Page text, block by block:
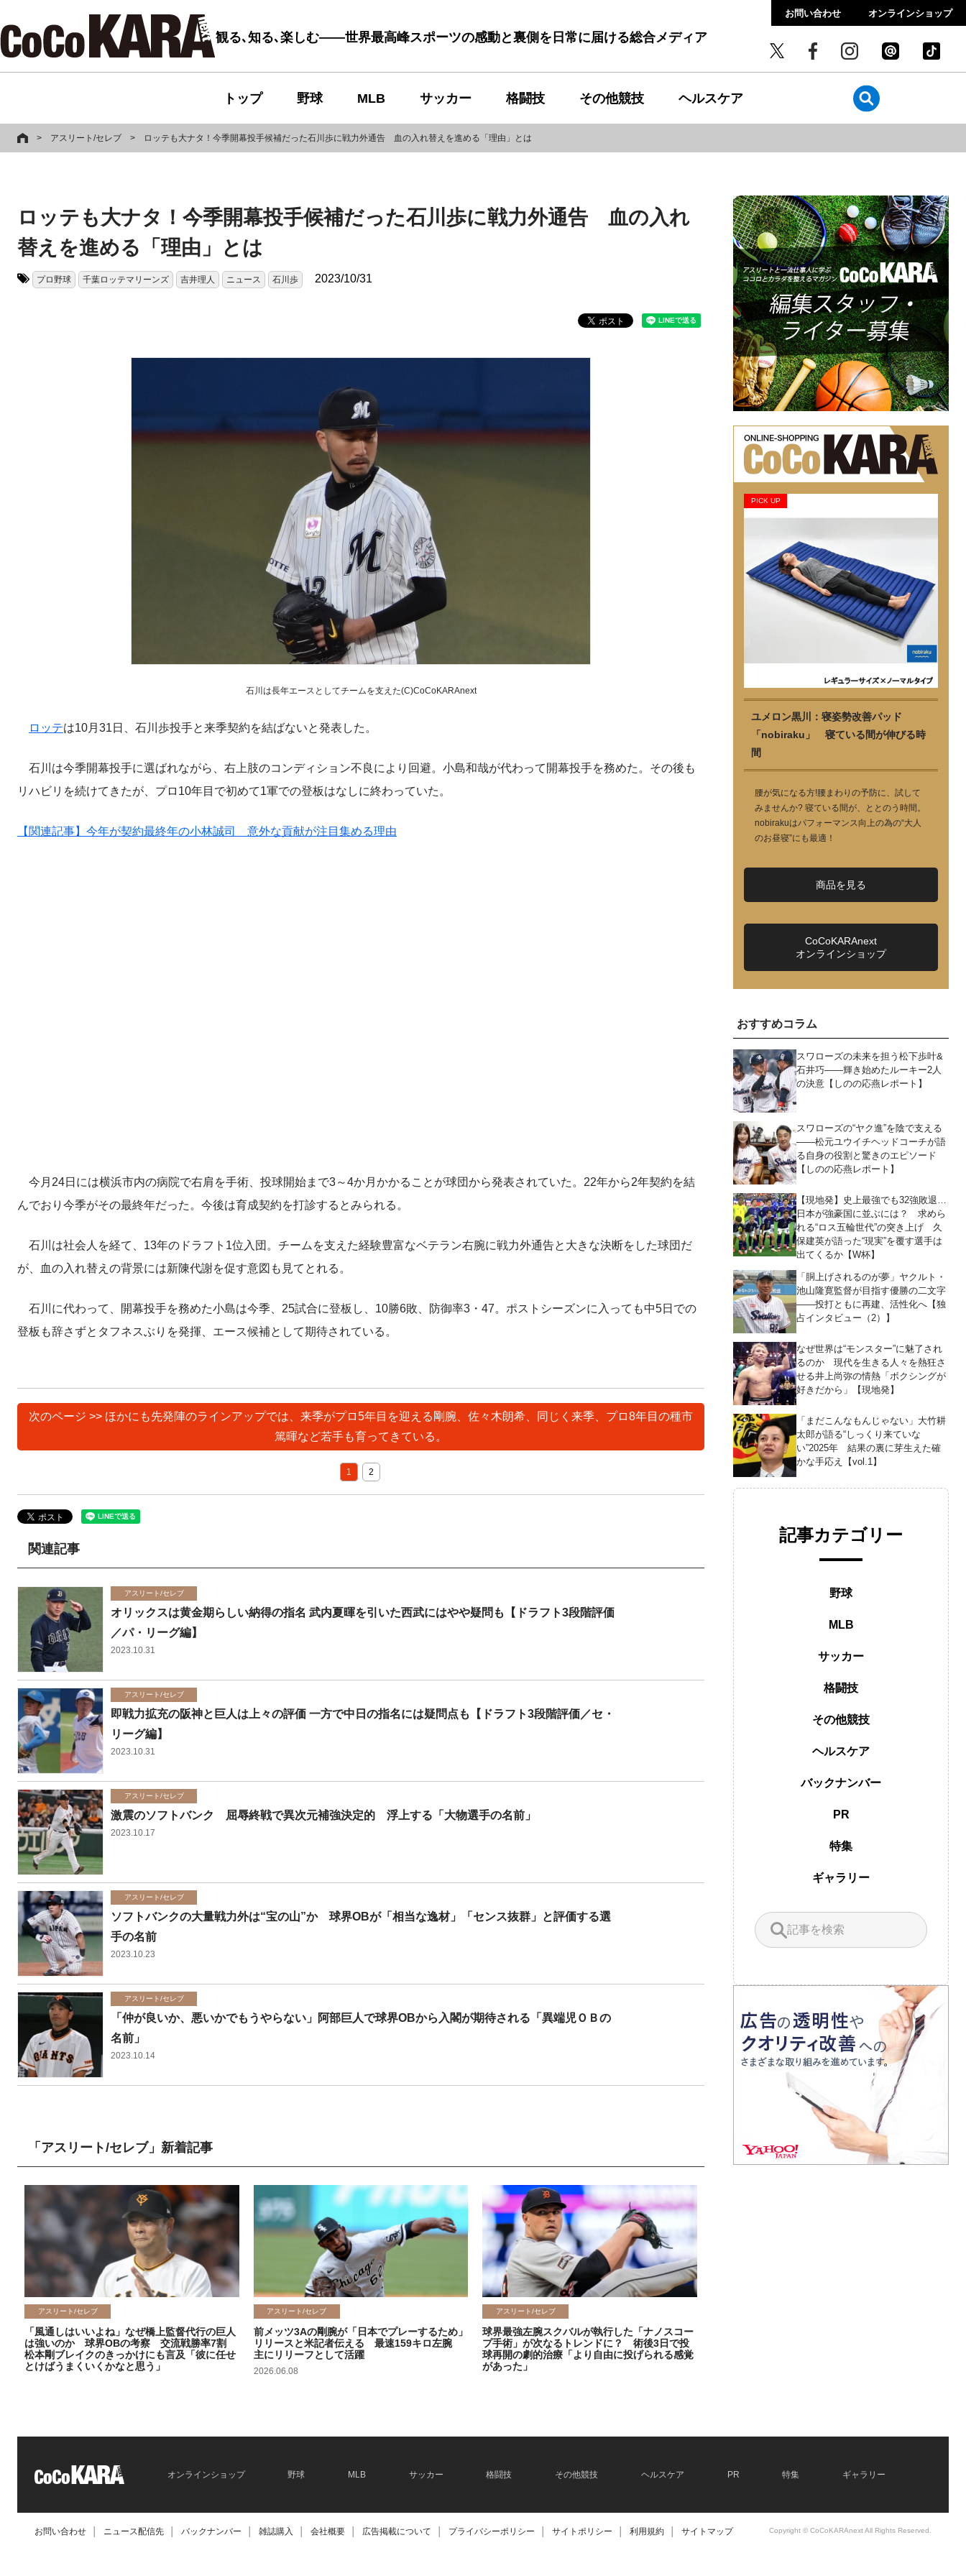
観る､知る､楽しむ――世界最高峰スポーツの感動と裏側を日常に届ける総合メディア
お問い合わせ オンラインショップ
トップ 野球 MLB サッカー 格闘技 その他競技 ヘルスケア
> アスリート/セレブ > ロッテも大ナタ！今季開幕投手候補だった石川歩に戦力外通告 血の入れ替えを進める「理由」とは
ロッテも大ナタ！今季開幕投手候補だった石川歩に戦力外通告 血の入れ
替えを進める「理由」とは
プロ野球 千葉ロッテマリーンズ 吉井理人 ニュース 石川歩 2023/10/31
石川は長年エースとしてチームを支えた(C)CoCoKARAnext
ロッテは10月31日、石川歩投手と来季契約を結ばないと発表した。
石川は今季開幕投手に選ばれながら、右上肢のコンディション不良により回避。小島和哉が代わって開幕投手を務めた。その後も
リハビリを続けてきたが、プロ10年目で初めて1軍での登板はなしに終わっていた。
【関連記事】今年が契約最終年の小林誠司 意外な貢献が注目集める理由
今月24日には横浜市内の病院で右肩を手術、投球開始まで3～4か月かかることが球団から発表されていた。22年から2年契約を結
んでおり今季がその最終年だった。今後は育成契約を打診するとみられる。
石川は社会人を経て、13年のドラフト1位入団。チームを支えた経験豊富なベテラン右腕に戦力外通告と大きな決断をした球団だ
が、血の入れ替えの背景には新陳代謝を促す意図も見てとれる。
石川に代わって、開幕投手を務めた小島は今季、25試合に登板し、10勝6敗、防御率3・47。ポストシーズンに入っても中5日での
登板も辞さずとタフネスぶりを発揮、エース候補として期待されている。
次のページ >> ほかにも先発陣のラインアップでは、来季がプロ5年目を迎える剛腕、佐々木朗希、同じく来季、プロ8年目の種市
篤暉など若手も育ってきている。
1 2
関連記事
アスリート/セレブ
オリックスは黄金期らしい納得の指名 武内夏暉を引いた西武にはやや疑問も【ドラフト3段階評価
／パ・リーグ編】
2023.10.31
アスリート/セレブ
即戦力拡充の阪神と巨人は上々の評価 一方で中日の指名には疑問点も【ドラフト3段階評価／セ・
リーグ編】
2023.10.31
アスリート/セレブ
激震のソフトバンク 屈辱終戦で異次元補強決定的 浮上する「大物選手の名前」
2023.10.17
アスリート/セレブ
ソフトバンクの大量戦力外は“宝の山”か 球界OBが「相当な逸材」「センス抜群」と評価する選
手の名前
2023.10.23
アスリート/セレブ
「仲が良いか、悪いかでもうやらない」阿部巨人で球界OBから入閣が期待される「異端児ＯＢの
名前」
2023.10.14
「アスリート/セレブ」新着記事
アスリート/セレブ
「風通しはいいよね」なぜ橋上監督代行の巨人
は強いのか 球界OBの考察 交流戦勝率7割
松本剛ブレイクのきっかけにも言及「彼に任せ
とけばうまくいくかなと思う」
アスリート/セレブ
前メッツ3Aの剛腕が「日本でプレーするため」
リリースと米記者伝える 最速159キロ左腕
主にリリーフとして活躍
2026.06.08
アスリート/セレブ
球界最強左腕スクバルが執行した「ナノスコー
プ手術」が次なるトレンドに？ 術後3日で投
球再開の劇的治療「より自由に投げられる感覚
があった」
PICK UP
ユメロン黒川：寝姿勢改善パッド
「nobiraku」 寝ている間が伸びる時
間
腰が気になる方!腰まわりの予防に、試して
みませんか? 寝ている間が、ととのう時間。
nobirakuはパフォーマンス向上の為の“大人
のお昼寝”にも最適！
商品を見る
CoCoKARAnext
オンラインショップ
おすすめコラム
スワローズの未来を担う松下歩叶&
石井巧――輝き始めたルーキー2人
の決意【しのの応燕レポート】
スワローズの“ヤク進”を陰で支える
――松元ユウイチヘッドコーチが語
る自身の役割と驚きのエピソード
【しのの応燕レポート】
【現地発】史上最強でも32強敗退…
日本が強豪国に並ぶには？ 求めら
れる“ロス五輪世代”の突き上げ 久
保建英が語った“現実”を覆す選手は
出てくるか【W杯】
「胴上げされるのが夢」ヤクルト・
池山隆寛監督が目指す優勝の二文字
――投打ともに再建、活性化へ【独
占インタビュー（2）】
なぜ世界は“モンスター”に魅了され
るのか 現代を生きる人々を熱狂さ
せる井上尚弥の情熱「ボクシングが
好きだから」【現地発】
「まだこんなもんじゃない」大竹耕
太郎が語る“しっくり来ていな
い”2025年 結果の裏に芽生えた確
かな手応え【vol.1】
記事カテゴリー
野球
MLB
サッカー
格闘技
その他競技
ヘルスケア
バックナンバー
PR
特集
ギャラリー
オンラインショップ 野球 MLB サッカー 格闘技 その他競技 ヘルスケア PR 特集 ギャラリー
お問い合わせ ニュース配信先 バックナンバー 雑誌購入 会社概要 広告掲載について プライバシーポリシー サイトポリシー 利用規約 サイトマップ Copyright © CoCoKARAnext All Rights Reserved.